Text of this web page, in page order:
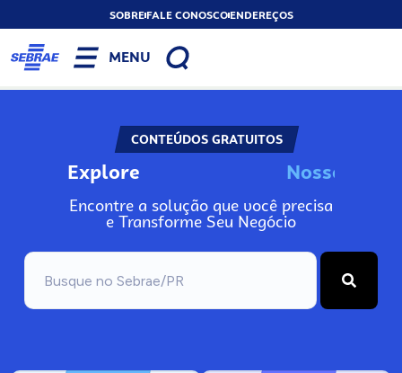
SOBREFALE CONOSCOENDEREÇOS
MENU
CONTEÚDOS GRATUITOS
Explore Nosso
Encontre a solução que você precisa
e Transforme Seu Negócio